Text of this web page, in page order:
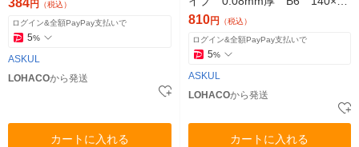
384円 （税込）
ログイン&全額PayPay支払いで
5%
ASKUL
LOHACOから発送
カートに入れる
0mm 1袋（100枚入） オリジ
ナル
810円 （税込）
ログイン&全額PayPay支払いで
5%
ASKUL
LOHACOから発送
カートに入れる